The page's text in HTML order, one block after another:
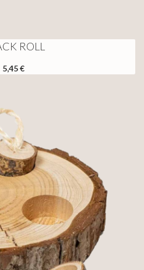
ROLL
5,45 €